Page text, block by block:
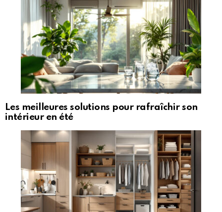
Les meilleures solutions pour rafraîchir son
intérieur en été